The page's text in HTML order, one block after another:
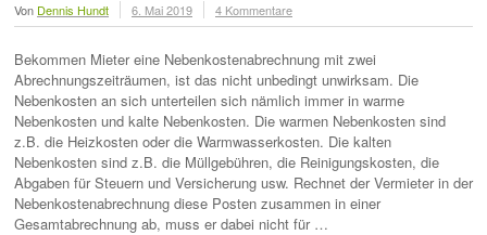
Von Dennis Hundt 6. Mai 2019 4 Kommentare
Bekommen Mieter eine Nebenkostenabrechnung mit zwei
Abrechnungszeiträumen, ist das nicht unbedingt unwirksam. Die
Nebenkosten an sich unterteilen sich nämlich immer in warme
Nebenkosten und kalte Nebenkosten. Die warmen Nebenkosten sind
z.B. die Heizkosten oder die Warmwasserkosten. Die kalten
Nebenkosten sind z.B. die Müllgebühren, die Reinigungskosten, die
Abgaben für Steuern und Versicherung usw. Rechnet der Vermieter in der
Nebenkostenabrechnung diese Posten zusammen in einer
Gesamtabrechnung ab, muss er dabei nicht für …